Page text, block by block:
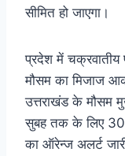
सीमित हो जाएगा।
प्रदेश में चक्रवातीय
मौसम का मिजाज
उत्तराखंड के मौसम
सुबह तक के लिए 30
का ऑरेन्ज अलर्ट